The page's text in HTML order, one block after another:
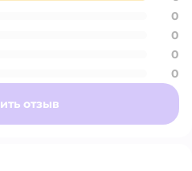
0
0
0
0
отзыв